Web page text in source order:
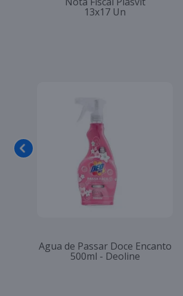
13x17 Un
Agua de Passar Doce Encanto
500ml - Deoline